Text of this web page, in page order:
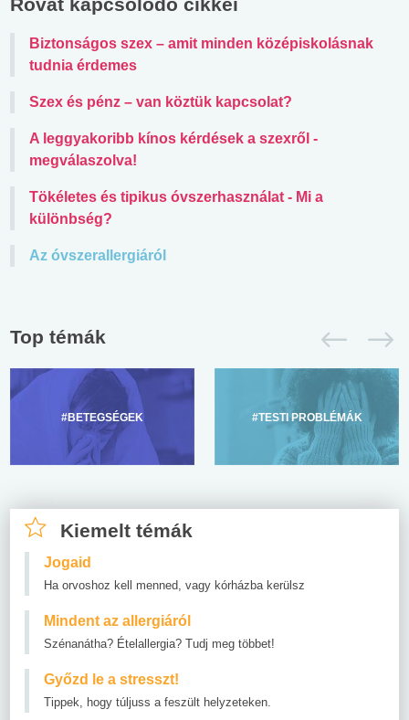
Biztonságos szex – amit minden középiskolásnak
tudnia érdemes
Szex és pénz – van köztük kapcsolat?
A leggyakoribb kínos kérdések a szexről -
megválaszolva!
Tökéletes és tipikus óvszerhasználat - Mi a
különbség?
Az óvszerallergiáról
Top témák
#BETEGSÉGEK #TESTI PROBLÉMÁK
Kiemelt témák
Jogaid
Ha orvoshoz kell menned, vagy kórházba kerülsz
Mindent az allergiáról
Szénanátha? Ételallergia? Tudj meg többet!
Győzd le a stresszt!
Tippek, hogy túljuss a feszült helyzeteken.